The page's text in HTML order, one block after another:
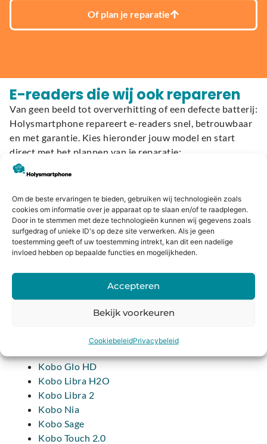
Om de beste ervaringen te bieden, gebruiken wij technologieën zoals
cookies om informatie over je apparaat op te slaan en/of te raadplegen.
Door in te stemmen met deze technologieën kunnen wij gegevens zoals
surfgedrag of unieke ID's op deze site verwerken. Als je geen
toestemming geeft of uw toestemming intrekt, kan dit een nadelige
invloed hebben op bepaalde functies en mogelijkheden.
Accepteren
Bekijk voorkeuren
CookiebeleidPrivacybeleid
Of plan je reparatie
E-readers die wij ook repareren
Van geen beeld tot oververhitting of een defecte batterij:
Holysmartphone repareert e-readers snel, betrouwbaar
en met garantie. Kies hieronder jouw model en start
direct met het plannen van je reparatie:
Kobo
Kobo Aura H2O Edition 2
Kobo Aura H2O Edition 1
Kobo Aura One
Kobo Aura Edition 2
Kobo Forma
Kobo Glo HD
Kobo Libra H2O
Kobo Libra 2
Kobo Nia
Kobo Sage
Kobo Touch 2.0